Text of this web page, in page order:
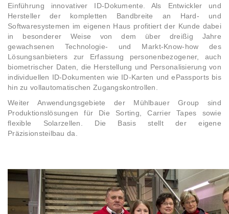
Einführung innovativer ID-Dokumente. Als Entwickler und
Hersteller der kompletten Bandbreite an Hard- und
Softwaresystemen im eigenen Haus profitiert der Kunde dabei
in besonderer Weise von dem über dreißig Jahre
gewachsenen Technologie- und Markt-Know-how des
Lösungsanbieters zur Erfassung personenbezogener, auch
biometrischer Daten, die Herstellung und Personalisierung von
individuellen ID-Dokumenten wie ID-Karten und ePassports bis
hin zu vollautomatischen Zugangskontrollen.
Weiter Anwendungsgebiete der Mühlbauer Group sind
Produktionslösungen für Die Sorting, Carrier Tapes sowie
flexible Solarzellen. Die Basis stellt der eigene
Präzisionsteilbau da.